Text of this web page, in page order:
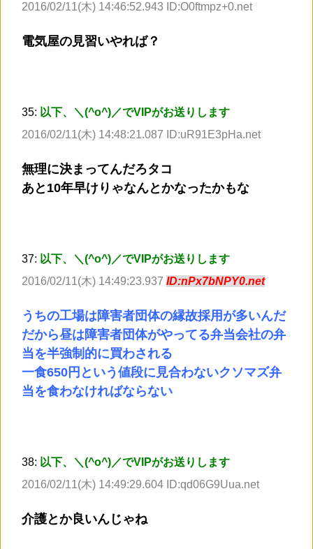
2016/02/11(木) 14:46:52.943 ID:O0ftmpz+0.net
電気屋の見習いやれば？
35: 以下、＼(^o^)／でVIPがお送りします
2016/02/11(木) 14:48:21.087 ID:uR91E3pHa.net
無理に決まってんだろタコ
あと10年早けりゃなんとかなったかもな
37: 以下、＼(^o^)／でVIPがお送りします
2016/02/11(木) 14:49:23.937 ID:nPx7bNPY0.net
うちの工場は障害者団体の縁故採用が多いんだ
だから昼は障害者団体がやってる弁当会社の弁
当を半強制的に買わされる
一食650円という値段に見合わないクソマズ弁
当を食わなければならない
38: 以下、＼(^o^)／でVIPがお送りします
2016/02/11(木) 14:49:29.604 ID:qd06G9Uua.net
介護とか良いんじゃね